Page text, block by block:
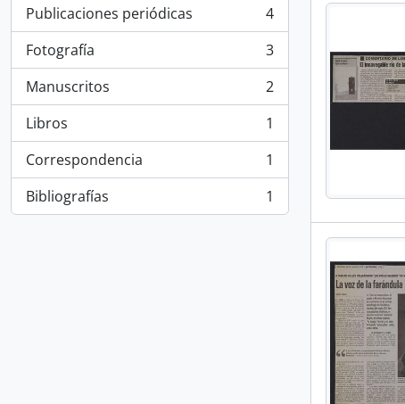
Publicaciones periódicas
, 4 resultados
4
Fotografía
, 3 resultados
3
Manuscritos
, 2 resultados
2
Libros
, 1 resultados
1
Correspondencia
, 1 resultados
1
Bibliografías
, 1 resultados 1